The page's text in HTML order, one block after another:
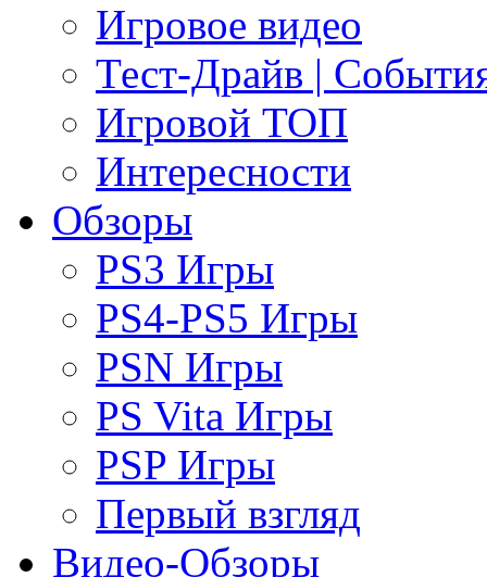
Игровое видео
Тест-Драйв |
Игровой ТОП
Интересности
Обзоры
PS3 Игры
PS4-PS5 Игры
PSN Игры
PS Vita Игры
PSP Игры
Первый взгляд
Видео-Обзоры